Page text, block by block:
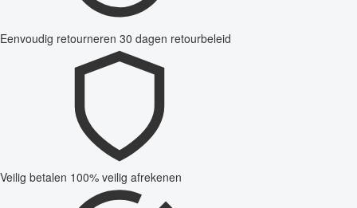
Eenvoudig retourneren 30 dagen retourbeleid
Veilig betalen 100% veilig afrekenen